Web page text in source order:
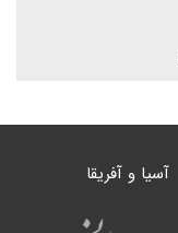
آسیا و آفریقا